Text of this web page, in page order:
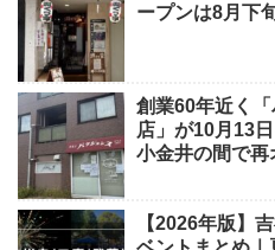
ープンは8月下
創業60年近く
店」が10月13
小金井の間で再
【2026年版】